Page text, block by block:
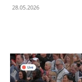
28.05.2026